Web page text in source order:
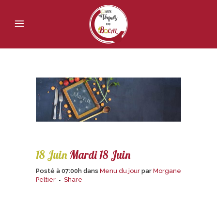
18 JuinMardi 18 Juin
Posté à 07:00h dans Menu du jour par Morgane
Peltier
Share